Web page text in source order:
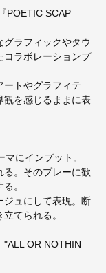
POETIC SCAP
ラフィックやタウ
コラボレーションプ
ートやグラフィテ
観を感じるままに表
にインプット。
る。そのプレーに歓
。
ジュにして表現。断
てられる。
"ALL OR NOTHIN